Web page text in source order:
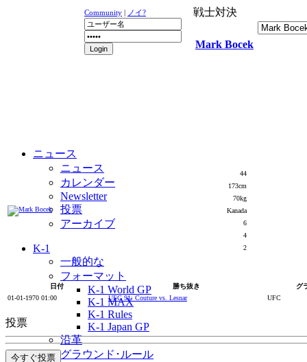
Community | ノイ?
ニュース
ニュース
カレンダー
Newsletter
投票
アーカイブ
K-1
一般的な
フォーマット
K-1 World GP
K-1 MAX
K-1 Rules
K-1 Japan GP
沿革
グラウンド･ルール
戦士対決
Mark Bocek
44
173cm
70kg
Kanada
6
4
2
日付 勝ち抜き
グ
01-01-1970 01:00
UFC 91: Couture vs. Lesnar UFC
投票